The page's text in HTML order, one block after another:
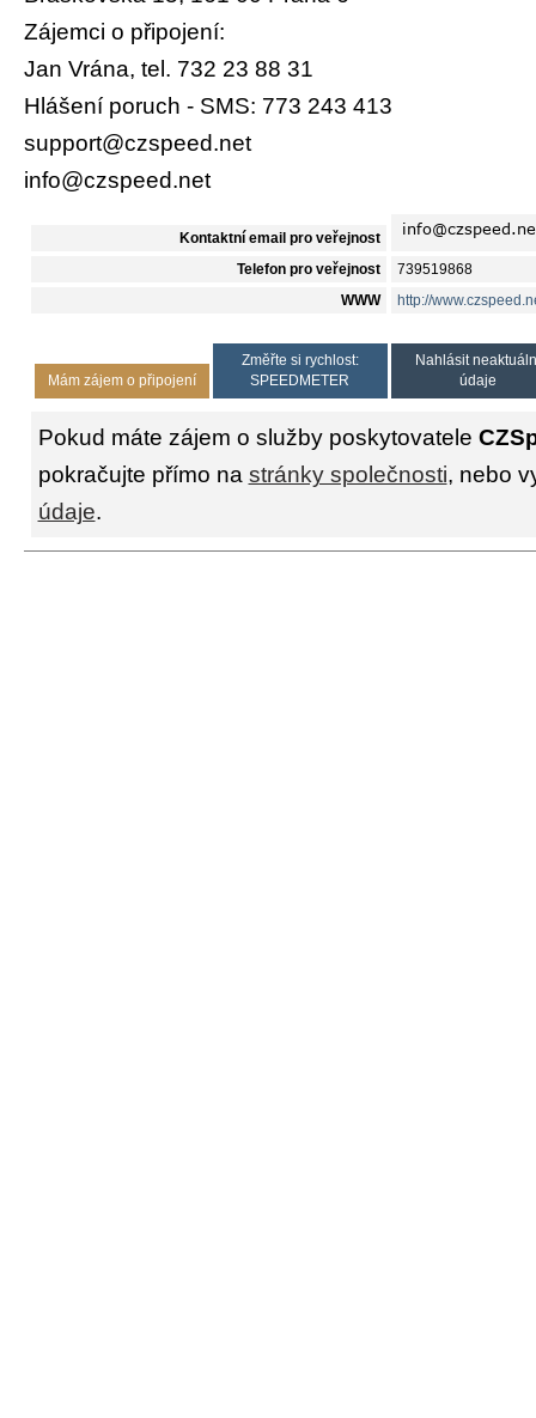
Zájemci o připojení:
Jan Vrána, tel. 732 23 88 31
Hlášení poruch - SMS: 773 243 413
support@czspeed.net
info@czspeed.net
Kontaktní email pro veřejnost
Telefon pro veřejnost 739519868
WWW http://
Mám zájem o připojení
Změřte si rychlost:
SPEEDMETER
Nahlásit
údaje
Pokud máte zájem o služby poskytovatele
pokračujte přímo na stránky společnosti, nebo
údaje.